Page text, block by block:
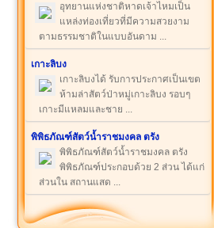
อุทยานแห่งชาติหาดเจ้าไหมเป็น
แหล่งท่องเที่ยวที่มีความสวยงาม
ตามธรรมชาติในแบบอันดาม ...
เกาะลิบง
เกาะลิบงได้ รับการประกาศเป็นเขต
ห้ามล่าสัตว์ป่าหมู่เกาะลิบง รอบๆ
เกาะมีแหลมและชาย ...
พิพิธภัณฑ์สัตว์น้ำราชมงคล ตรัง
พิพิธภัณฑ์สัตว์น้ำราชมงคล ตรัง
พิพิธภัณฑ์ประกอบด้วย 2 ส่วน ได้แก่
ส่วนใน สถานแสด ...